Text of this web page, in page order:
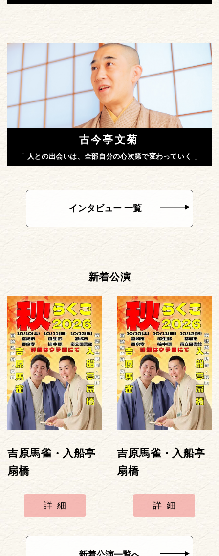
古今亭文菊
「 人との出会いは、全部自分の心次第で変わっていく 」
インタビュー 一覧
新着公演
吉原馬雀・入船亭
扇橋
詳細
吉原馬雀・入船亭
扇橋
詳細